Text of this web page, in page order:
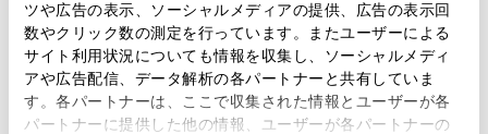
ツや広告の表示、ソーシャルメディアの提供、広告の表示回
数やクリック数の測定を行っています。またユーザーによる
サイト利用状況についても情報を収集し、ソーシャルメディ
アや広告配信、データ解析の各パートナーと共有していま
す。各パートナーは、ここで収集された情報とユーザーが各
パートナーに提供した他の情報、ユーザーが各パートナーの
2